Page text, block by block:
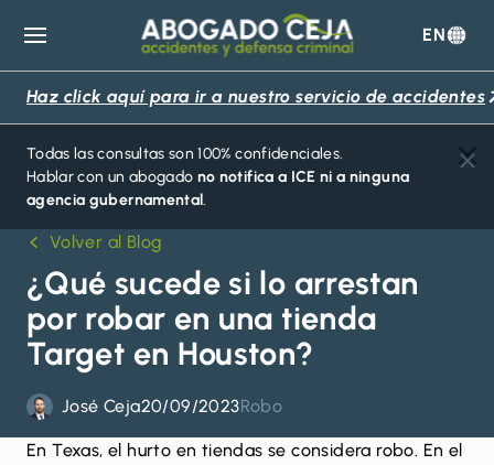
Abogado
Ceja
EN
Haz click aquí para ir a nuestro servicio de accidentes
Todas las consultas son 100% confidenciales.
Hablar con un abogado no notifica a ICE ni a ninguna
agencia gubernamental.
Volver al Blog
¿Qué sucede si lo arrestan
por robar en una tienda
Target en Houston?
José Ceja20/09/2023Robo
En Texas, el hurto en tiendas se considera robo. En el